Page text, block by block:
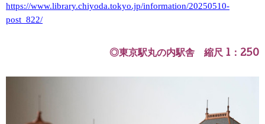
https://www.library.chiyoda.tokyo.jp/information/20250510-
post_822/
◎東京駅丸の内駅舎 縮尺 1：250